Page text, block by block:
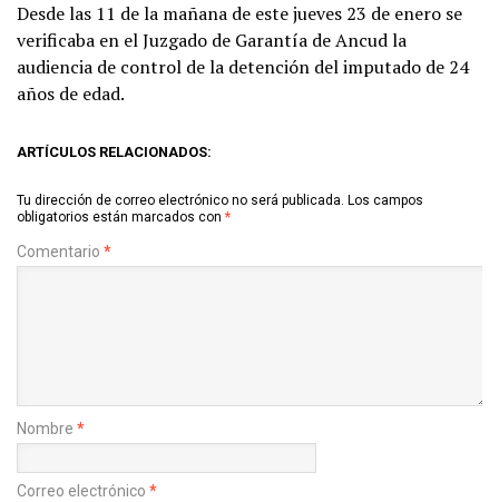
Desde las 11 de la mañana de este jueves 23 de enero se
verificaba en el Juzgado de Garantía de Ancud la
audiencia de control de la detención del imputado de 24
años de edad.
ARTÍCULOS RELACIONADOS:
Tu dirección de correo electrónico no será publicada. Los campos
obligatorios están marcados con *
Comentario *
Nombre *
Correo electrónico *